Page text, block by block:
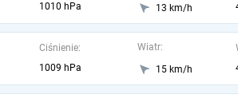
1010 hPa
13 km/h
Ciśnienie:
1009 hPa
Wiatr:
15 km/h